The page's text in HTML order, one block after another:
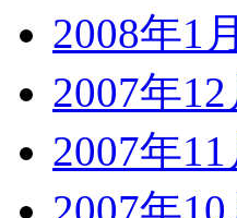
2008年1
2007年
2007年